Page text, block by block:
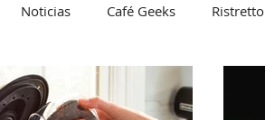
Noticias Café Geeks Ristretto